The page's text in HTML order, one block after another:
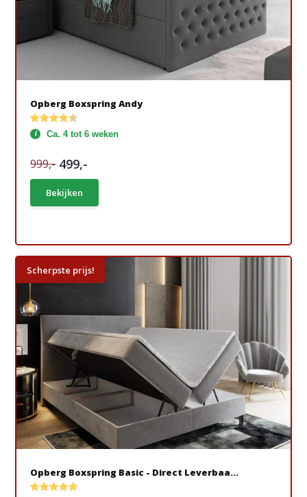
Opberg Boxspring Andy
Ca. 4 tot 6 weken
999,- 499,-
Bekijken
Scherpste prijs!
Opberg Boxspring Basic - Direct Leverbaa...